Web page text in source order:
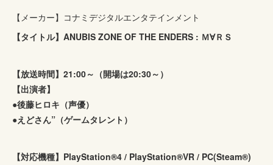
【メーカー】コナミデジタルエンタテインメント
【タイトル】ANUBIS ZONE OF THE ENDERS : Ｍ∀ＲＳ
【放送時間】21:00～（開場は20:30～）
【出演者】
●後藤ヒロキ（声優）
●えどさん”（ゲームタレント）
【対応機種】PlayStation®4 / PlayStation®VR / PC(Steam®)